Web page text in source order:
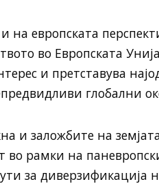
на европската
во Европската
и претставува
глобални
и заложбите на
во рамки на
за диверзификација